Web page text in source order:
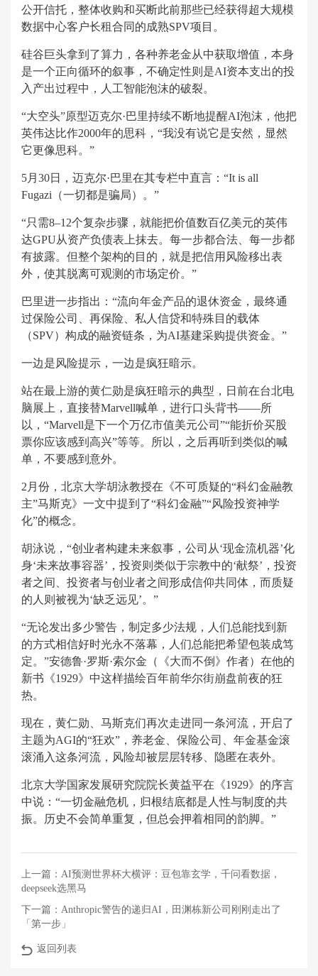
公开信托，整体收购和买断此前那些已经获得超大规模
数据中心客户长租合同的成熟SPV项目。
硅谷巨头拿到了算力，各种养老金从中获取增值，本身
是一个正向循环的叙事，不确定性则是AI资本支出的投
入产出过程中，人工智能泡沫的破裂。
“大空头”原型迈克尔·巴里持续不断地提醒AI泡沫，他把
英伟达比作2000年的思科，“我没有说它是安然，显然
它更像思科。”
5月30日，迈克尔·巴里在其专栏中直言：“It is all
Fugazi（一切都是骗局）。”
“只需8–12个复杂步骤，就能把价值数百亿美元的英伟
达GPU从资产负债表上抹去。每一步都合法、每一步都
有披露。但整个架构的目的，就是把信用风险移出表
外，使其脱离可观测的市场定价。”
巴里进一步指出：“流向年金产品的退休资金，最终通
过保险公司、再保险、私人信贷和特殊目的载体
（SPV）构成的融资链条，为AI基建采购提供资金。”
一边是风险提示，一边是疯狂暗示。
站在最上游的黄仁勋是疯狂暗示的典型，日前在台北电
脑展上，直接替Marvell喊单，进行口头背书——所
以，“Marvell是下一个万亿市值美元公司”“能折价买股
票你应该感到高兴”等等。所以，之后再听到类似的喊
单，不要感到意外。
2月份，北京大学胡泳教授在《不可质疑的“科幻金融教
主”马斯克》一文中提到了“科幻金融”“风险投资神学
化”的概念。
胡泳说，“创业者构建未来叙事，公司从‘现金流机器’化
身‘未来故事容器’，投资则类似于宗教中的‘献祭’，投资
者之间、投资者与创业者之间形成信仰共同体，而质疑
的人则被视为‘缺乏远见’。”
“无论发出多少警告，制定多少法规，人们总能找到新
的方式相信好时光永不落幕，人们总能把希望包装成笃
定。”安德鲁·罗斯·索尔金（《大而不倒》作者）在他的
新书《1929》中这样描绘百年前华尔街崩盘前夜的狂
热。
现在，黄仁勋、马斯克们再次走进同一条河流，开启了
主题为AGI的“狂欢”，养老金、保险公司、年金基金滚
滚涌入这条河流，风险却被层层转移、隐匿在表外。
北京大学国家发展研究院院长黄益平在《1929》的序言
中说：“一切金融危机，归根结底都是人性与制度的共
振。历史不会简单重复，但总会押着相同的韵脚。”
上一篇： AI预测世界杯大横评：豆包靠玄学，千问看数据，
deepseek选黑马
下一篇： Anthropic警告的递归AI，田渊栋新公司刚刚走出了
「第一步」
返回列表